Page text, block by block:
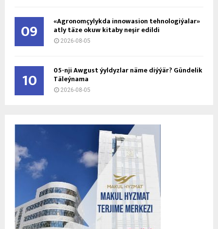
09 «Agronomçylykda innowasion tehnologiýalar»
atly täze okuw kitaby neşir edildi
2026-08-05
10 05-nji Awgust ýyldyzlar näme diýýär? Gündelik
Täleýnama
2026-08-05